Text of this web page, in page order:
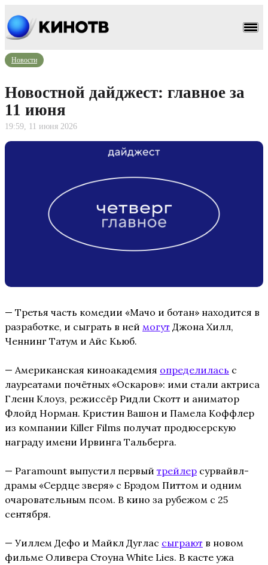
Новости
Новостной дайджест: главное за
11 июня
19:59, 11 июня 2026
— Третья часть комедии «Мачо и ботан» находится в
разработке, и сыграть в ней могут Джона Хилл,
Ченнинг Татум и Айс Кьюб.
— Американская киноакадемия определилась с
лауреатами почётных «Оскаров»: ими стали актриса
Гленн Клоуз, режиссёр Ридли Скотт и аниматор
Флойд Норман. Кристин Вашон и Памела Коффлер
из компании Killer Films получат продюсерскую
награду имени Ирвинга Тальберга.
— Paramount выпустил первый трейлер сурвайвл-
драмы «Сердце зверя» с Брэдом Питтом и одним
очаровательным псом. В кино за рубежом с 25
сентября.
— Уиллем Дефо и Майкл Дуглас сыграют в новом
фильме Оливера Стоуна White Lies. В касте ужа